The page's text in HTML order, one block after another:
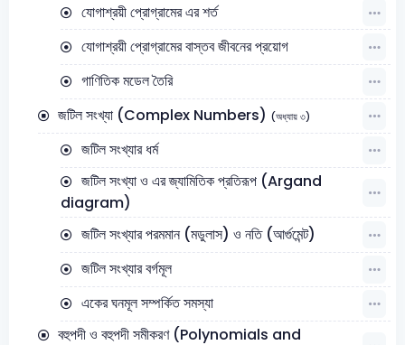
যোগাশ্রয়ী প্রোগ্রামের এর শর্ত
যোগাশ্রয়ী প্রোগ্রামের বাস্তব জীবনের প্রয়োগ
গাণিতিক মডেল তৈরি
জটিল সংখ্যা (Complex Numbers) (অধ্যায় ৩)
জটিল সংখ্যার ধর্ম
জটিল সংখ্যা ও এর জ্যামিতিক প্রতিরূপ (Argand
diagram)
জটিল সংখ্যার পরমমান (মডুলাস) ও নতি (আর্গুমেন্ট)
জটিল সংখ্যার বর্গমূল
একের ঘনমূল সম্পর্কিত সমস্যা
বহুপদী ও বহুপদী সমীকরণ (Polynomials and